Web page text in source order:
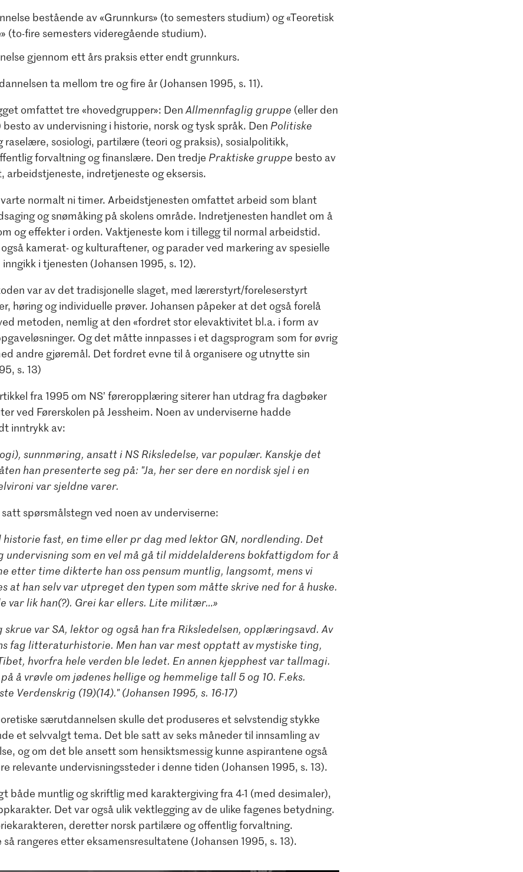
bestående av «Grunnkurs» (to semesters studium) og «Teoretisk
(to-fire semesters videregående studium).
gjennom ett års praksis etter endt grunnkurs.
ta mellom tre og fire år (Johansen 1995, s. 11).
omfattet tre «hovedgrupper»: DenAllmennfaglig gruppe (eller den
av undervisning i historie, norsk og tysk språk. Den Politiske
raselære, sosiologi, partilære (teori og praksis), sosialpolitikk,
forvaltning og finanslære. Den tredje Praktiske gruppe besto av
arbeidstjeneste, indretjeneste og eksersis.
normalt ni timer. Arbeidstjenesten omfattet arbeid som blant
og snømåking på skolens område. Indretjenesten handlet om å
og effekter i orden. Vaktjeneste kom i tillegg til normal arbeidstid.
kamerat- og kulturaftener, og parader ved markering av spesielle
i tjenesten (Johansen 1995, s. 12).
var av det tradisjonelle slaget, med lærerstyrt/foreleserstyrt
høring og individuelle prøver. Johansen påpeker at det også forelå
metoden, nemlig at den «fordret stor elevaktivitet bl.a. i form av
Og det måtte innpasses i et dagsprogram som for øvrig
andre gjøremål. Det fordret evne til å organisere og utnytte sin
s. 13)
fra 1995 om NS’ føreropplæring siterer han utdrag fra dagbøker
ved Førerskolen på Jessheim. Noen av underviserne hadde
inntrykk av:
sunnmøring, ansatt i NS Riksledelse, var populær. Kanskje det
han presenterte seg på: "Ja, her ser dere en nordisk sjel i en
var sjeldne varer.
spørsmålstegn ved noen av underviserne:
historie fast, en time eller pr dag med lektor GN, nordlending. Det
undervisning som en vel må gå til middelalderens bokfattigdom for å
etter time dikterte han oss pensum muntlig, langsomt, mens vi
at han selv var utpreget den typen som måtte skrive ned for å huske.
var lik han(?). Grei kar ellers. Lite militær…»
skrue var SA, lektor og også han fra Riksledelsen, opplæringsavd. Av
fag litteraturhistorie. Men han var mest opptatt av mystiske ting,
hvorfra hele verden ble ledet. En annen kjepphest var tallmagi.
å vrøvle om jødenes hellige og hemmelige tall 5 og 10. F.eks.
Verdenskrig (19)(14)." (Johansen 1995, s. 16-17)
særutdannelsen skulle det produseres et selvstendig stykke
et selvvalgt tema. Det ble satt av seks måneder til innsamling av
og om det ble ansett som hensiktsmessig kunne aspirantene også
relevante undervisningssteder i denne tiden (Johansen 1995, s. 13).
både muntlig og skriftlig med karaktergiving fra 4-1 (med desimaler),
Det var også ulik vektlegging av de ulike fagenes betydning.
deretter norsk partilære og offentlig forvaltning.
rangeres etter eksamensresultatene (Johansen 1995, s. 13).